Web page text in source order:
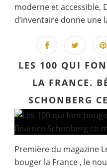
moderne et accessible,
d’inventaire donne une
LES 100 QUI
LA FRANCE.
SCHONBERG
Première du magazine
bouger la France , le